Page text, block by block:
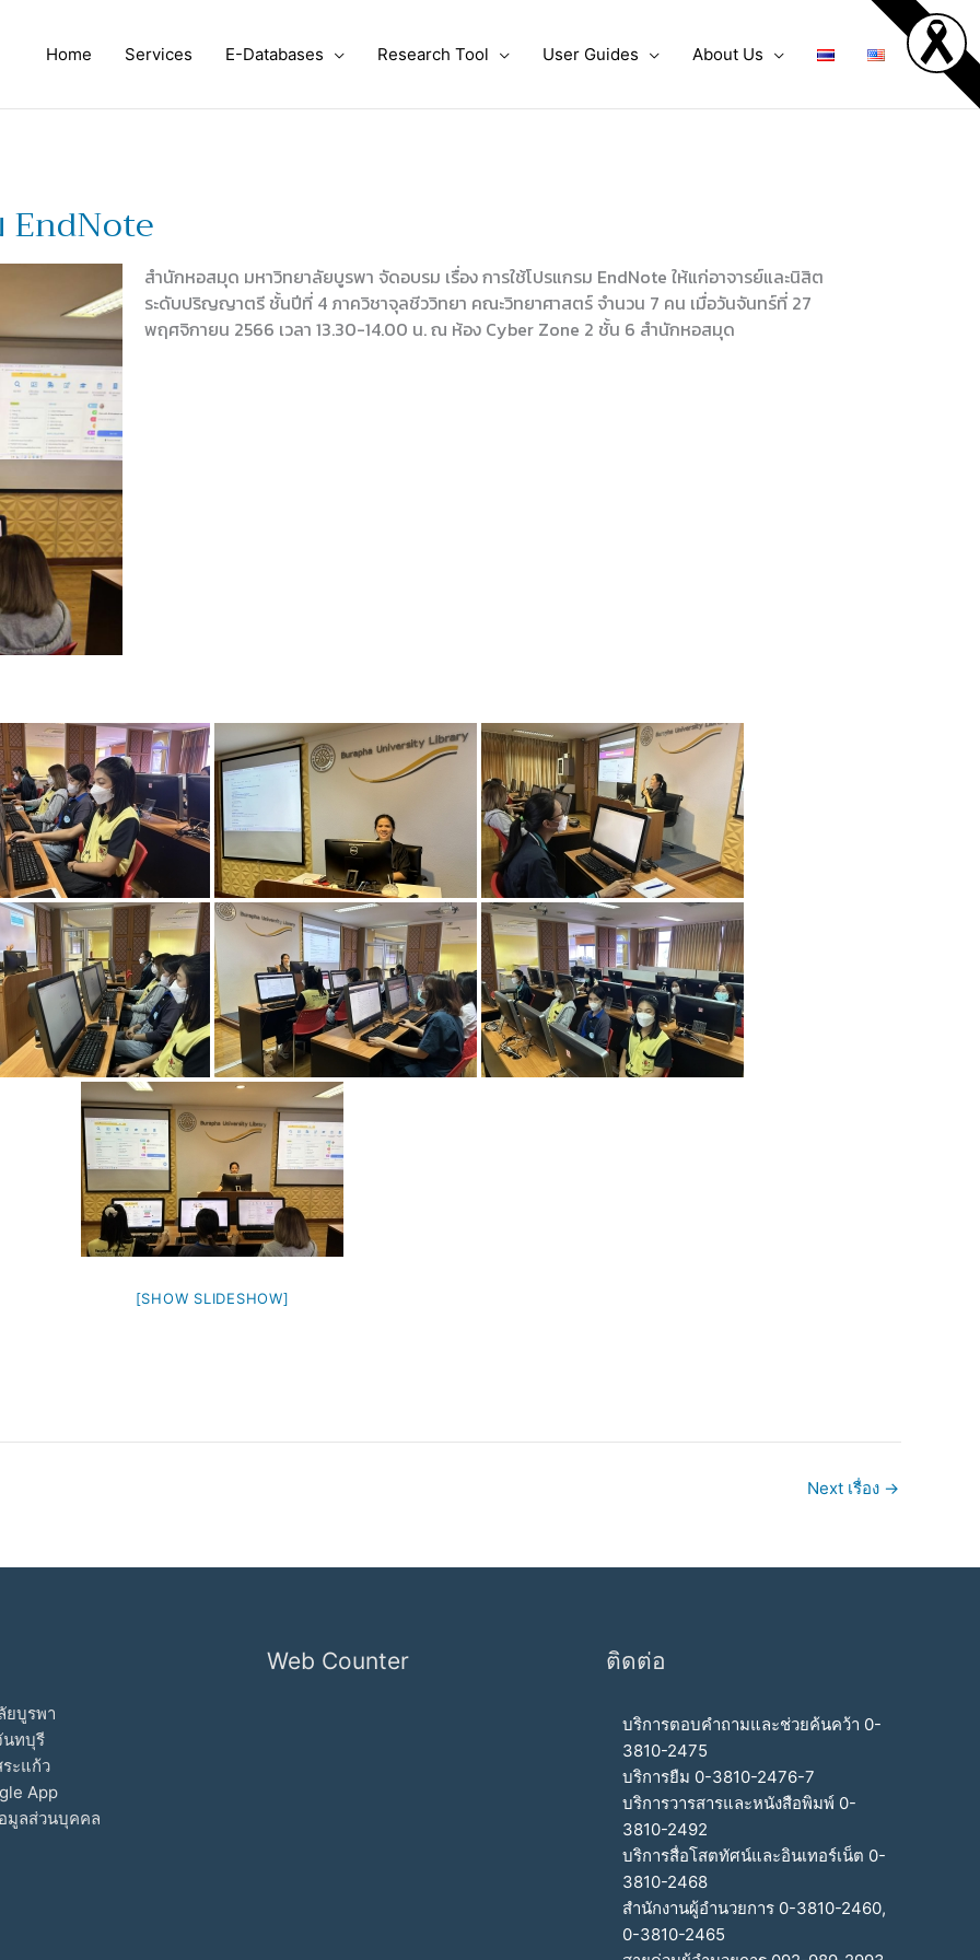
Home Services E-Databases Research Tool User Guides About Us
EndNote
สำนักหอสมุด มหาวิทยาลัยบูรพา จัดอบรม เรื่อง การใช้โปรแกรม EndNote ให้แก่อาจารย์และนิสิต
ระดับปริญญาตรี ชั้นปีที่ 4 ภาควิชาจุลชีววิทยา คณะวิทยาศาสตร์ จำนวน 7 คน เมื่อวันจันทร์ที่ 27
พฤศจิกายน 2566 เวลา 13.30-14.00 น. ณ ห้อง Cyber Zone 2 ชั้น 6 สำนักหอสมุด
[SHOW SLIDESHOW]
Next เรื่อง →
ยบูรพา
นทบุรี
ะแก้ว
App
มูลส่วนบุคคล
Web Counter ติดต่อ
บริการตอบคำถามและช่วยค้นคว้า 0-
3810-2475
บริการยืม 0-3810-2476-7
บริการวารสารและหนังสือพิมพ์ 0-
3810-2492
บริการสื่อโสตทัศน์และอินเทอร์เน็ต 0-
3810-2468
สำนักงานผู้อำนวยการ 0-3810-2460,
0-3810-2465